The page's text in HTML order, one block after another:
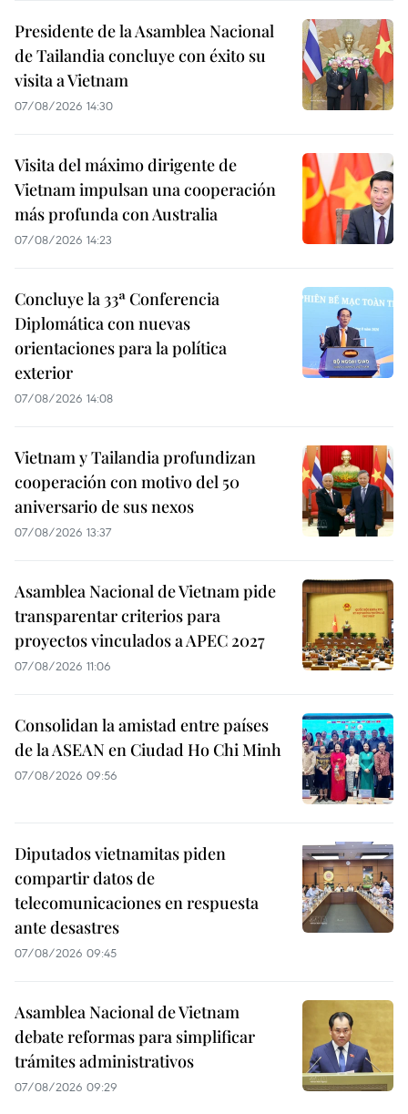
Presidente de la Asamblea Nacional
de Tailandia concluye con éxito su
visita a Vietnam
07/08/2026 14:30
Visita del máximo dirigente de
Vietnam impulsan una cooperación
más profunda con Australia
07/08/2026 14:23
Concluye la 33ª Conferencia
Diplomática con nuevas
orientaciones para la política
exterior
07/08/2026 14:08
Vietnam y Tailandia profundizan
cooperación con motivo del 50
aniversario de sus nexos
07/08/2026 13:37
Asamblea Nacional de Vietnam pide
transparentar criterios para
proyectos vinculados a APEC 2027
07/08/2026 11:06
Consolidan la amistad entre países
de la ASEAN en Ciudad Ho Chi Minh
07/08/2026 09:56
Diputados vietnamitas piden
compartir datos de
telecomunicaciones en respuesta
ante desastres
07/08/2026 09:45
Asamblea Nacional de Vietnam
debate reformas para simplificar
trámites administrativos
07/08/2026 09:29